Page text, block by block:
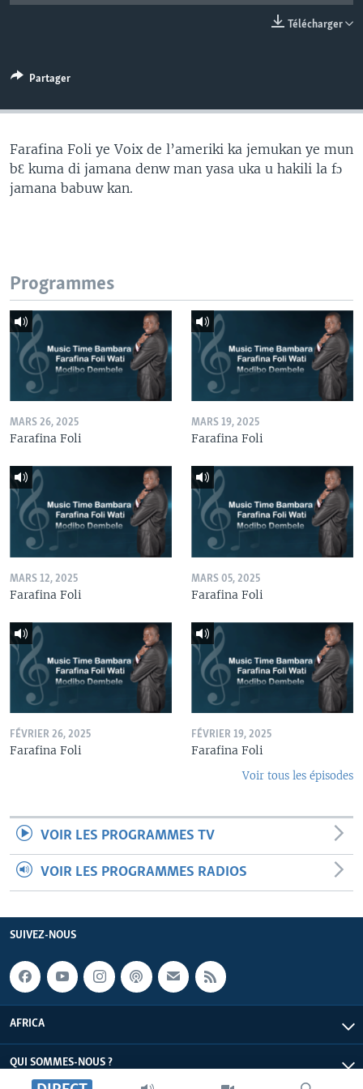
Télécharger
Partager
Farafina Foli ye Voix de l’ameriki ka jemukan ye mun
bƐ kuma di jamana denw man yasa uka u hakili la fɔ
jamana babuw kan.
Programmes
MARS 26, 2025
Farafina Foli
MARS 19, 2025
Farafina Foli
MARS 12, 2025
Farafina Foli
MARS 05, 2025
Farafina Foli
FÉVRIER 26, 2025
Farafina Foli
FÉVRIER 19, 2025
Farafina Foli
Voir tous les épisodes
VOIR LES PROGRAMMES TV
VOIR LES PROGRAMMES RADIOS
SUIVEZ-NOUS
AFRICA
QUI SOMMES-NOUS ?